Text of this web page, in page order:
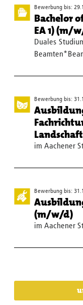
Bewerbung bis:
Bachelor
EA 1) (m/
Duales
Bewerbung bis:
im Aachener
Bewerbung bis:
(m/w/d)
im Aachener